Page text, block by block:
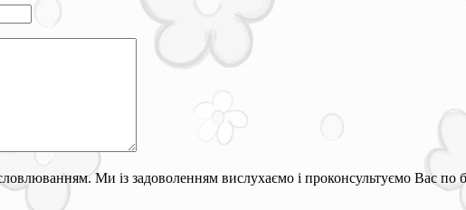
Ми із задоволенням вислухаємо і проконсультуємо Вас по